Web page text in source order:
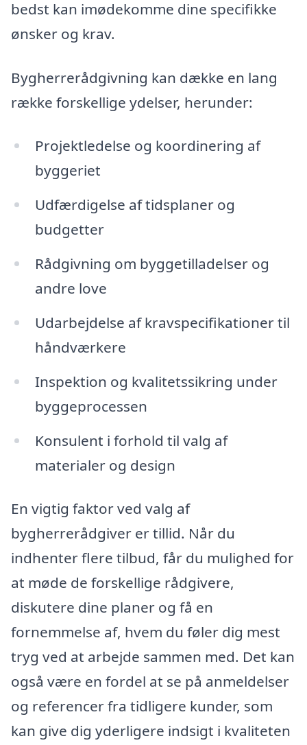
bedst kan imødekomme dine specifikke
ønsker og krav.
Bygherrerådgivning kan dække en lang
række forskellige ydelser, herunder:
Projektledelse og koordinering af
byggeriet
Udfærdigelse af tidsplaner og
budgetter
Rådgivning om byggetilladelser og
andre love
Udarbejdelse af kravspecifikationer til
håndværkere
Inspektion og kvalitetssikring under
byggeprocessen
Konsulent i forhold til valg af
materialer og design
En vigtig faktor ved valg af
bygherrerådgiver er tillid. Når du
indhenter flere tilbud, får du mulighed for
at møde de forskellige rådgivere,
diskutere dine planer og få en
fornemmelse af, hvem du føler dig mest
tryg ved at arbejde sammen med. Det kan
også være en fordel at se på anmeldelser
og referencer fra tidligere kunder, som
kan give dig yderligere indsigt i kvaliteten